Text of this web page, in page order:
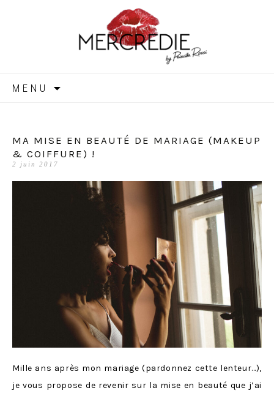
MERCREDIE
MENU
MA MISE EN BEAUTÉ DE MARIAGE (MAKEUP
& COIFFURE) !
2 juin 2017
Mille ans après mon mariage (pardonnez cette lenteur…),
je vous propose de revenir sur la mise en beauté que j’ai